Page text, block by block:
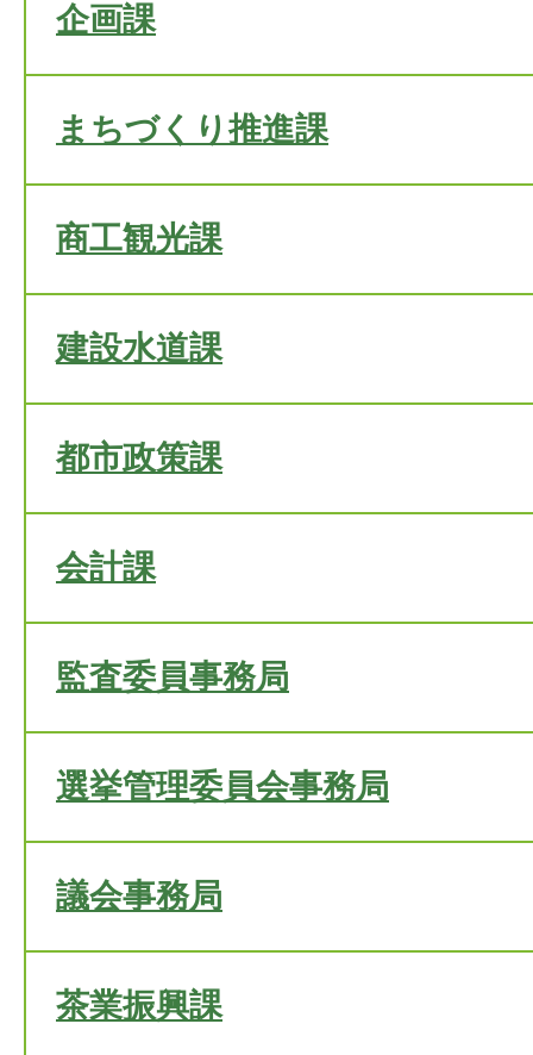
企画課
まちづくり推進課
商工観光課
建設水道課
都市政策課
会計課
監査委員事務局
選挙管理委員会事務局
議会事務局
茶業振興課